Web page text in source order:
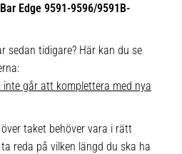
Edge 9591-9596/9591B-
sedan tidigare? Här kan du se
går att komplettera med nya
taket behöver vara i rätt
reda på vilken längd du ska ha